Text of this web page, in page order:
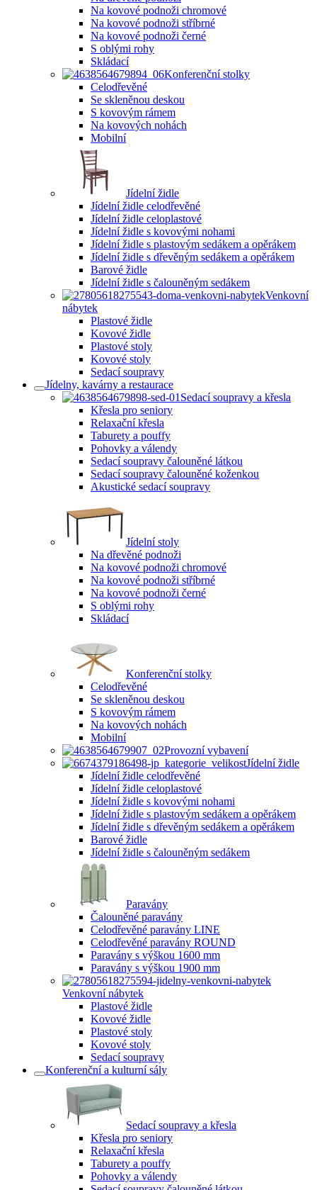
Na kovové podnoži chromové
Na kovové podnoži stříbrné
Na kovové podnoži černé
S oblými rohy
Skládací
Konferenční stolky
Celodřevěné
Se skleněnou deskou
S kovovým rámem
Na kovových nohách
Mobilní
Jídelní židle
Jídelní židle celodřevěné
Jídelní židle celoplastové
Jídelní židle s kovovými nohami
Jídelní židle s plastovým sedákem a opěrákem
Jídelní židle s dřevěným sedákem a opěrákem
Barové židle
Jídelní židle s čalouněným sedákem
Venkovní
nábytek
Plastové židle
Kovové židle
Plastové stoly
Kovové stoly
Sedací soupravy
Jídelny, kavárny a restaurace
Sedací soupravy a křesla
Křesla pro seniory
Relaxační křesla
Taburety a pouffy
Pohovky a válendy
Sedací soupravy čalouněné látkou
Sedací soupravy čalouněné koženkou
Akustické sedací soupravy
Jídelní stoly
Na dřevěné podnoži
Na kovové podnoži chromové
Na kovové podnoži stříbrné
Na kovové podnoži černé
S oblými rohy
Skládací
Konferenční stolky
Celodřevěné
Se skleněnou deskou
S kovovým rámem
Na kovových nohách
Mobilní
Provozní vybavení
Jídelní židle
Jídelní židle celodřevěné
Jídelní židle celoplastové
Jídelní židle s kovovými nohami
Jídelní židle s plastovým sedákem a opěrákem
Jídelní židle s dřevěným sedákem a opěrákem
Barové židle
Jídelní židle s čalouněným sedákem
Paravány
Čalouněné paravány
Celodřevěné paravány LINE
Celodřevěné paravány ROUND
Paravány s výškou 1600 mm
Paravány s výškou 1900 mm
Venkovní nábytek
Plastové židle
Kovové židle
Plastové stoly
Kovové stoly
Sedací soupravy
Konferenční a kulturní sály
Sedací soupravy a křesla
Křesla pro seniory
Relaxační křesla
Taburety a pouffy
Pohovky a válendy